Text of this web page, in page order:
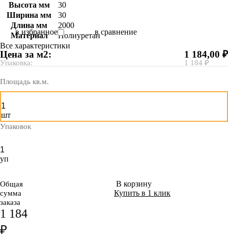
Высота мм
30
Ширина мм
30
Длина мм
2000
Материал
Полиуретан
Все характеристики
в избранное в сравнение
Цена за м2:
Упаковка:
1 184,00 ₽
1 184 ₽
Площадь кв.м.
шт
Упаковок
уп
Общая
сумма
заказа
1 184
₽
В корзину
Купить в 1 клик